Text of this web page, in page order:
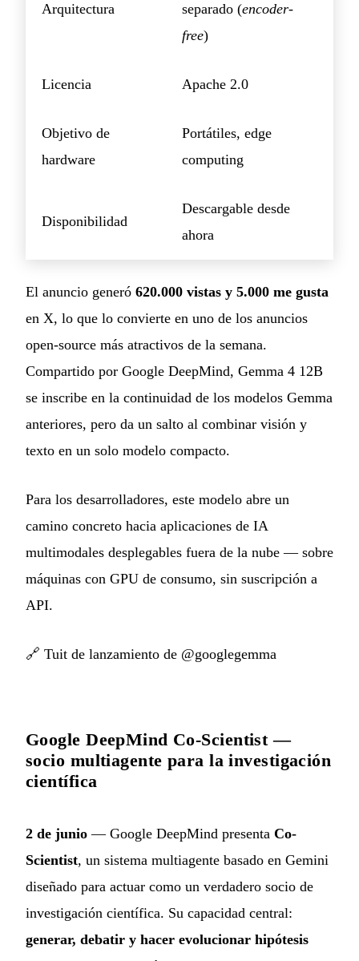
Arquitectura
separado (encoder-
free)
Licencia Apache 2.0
Objetivo de
hardware
Portátiles, edge
computing
Disponibilidad
Descargable desde
ahora
El anuncio generó 620.000 vistas y 5.000 me gusta
en X, lo que lo convierte en uno de los anuncios
open-source más atractivos de la semana.
Compartido por Google DeepMind, Gemma 4 12B
se inscribe en la continuidad de los modelos Gemma
anteriores, pero da un salto al combinar visión y
texto en un solo modelo compacto.
Para los desarrolladores, este modelo abre un
camino concreto hacia aplicaciones de IA
multimodales desplegables fuera de la nube — sobre
máquinas con GPU de consumo, sin suscripción a
API.
🔗 Tuit de lanzamiento de @googlegemma
Google DeepMind Co-Scientist —
socio multiagente para la investigación
científica
2 de junio — Google DeepMind presenta Co-
Scientist, un sistema multiagente basado en Gemini
diseñado para actuar como un verdadero socio de
investigación científica. Su capacidad central:
generar, debatir y hacer evolucionar hipótesis